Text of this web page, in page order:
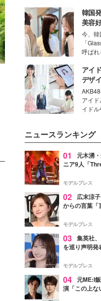
ニオン
デルの
談を
ら、
の感
ーに
た。
韓国
美容
「ヘ
今、
「
呼ば
ショ
して、
めて
子。今
な髪
女性
アイ
デザ
愛い”
クロ
アイ
イド
ター・
個性
衣装
気と
ニュースランキング
01
元木湧
ニア9人「
進んで夢を掴
モデルプレス
02
広末涼
からの言葉「
モデルプレス
03 集英社
を巡り声明発
モデルプレス
04 元ME:I
演「この上な